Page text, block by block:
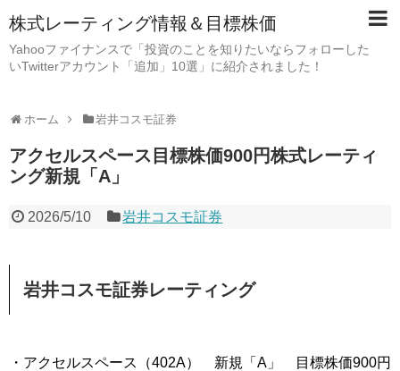
株式レーティング情報＆目標株価
Yahooファイナンスで「投資のことを知りたいならフォローした
いTwitterアカウント「追加」10選」に紹介されました！
ホーム 岩井コスモ証券
アクセルスペース目標株価900円株式レーティ
ング新規「A」
2026/5/10 岩井コスモ証券
岩井コスモ証券レーティング
・アクセルスペース（402A） 新規「A」 目標株価900円